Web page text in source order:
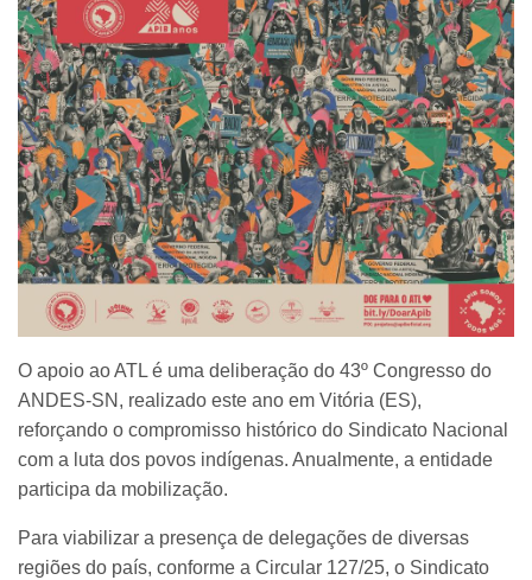
O apoio ao ATL é uma deliberação do 43º Congresso do
ANDES-SN, realizado este ano em Vitória (ES),
reforçando o compromisso histórico do Sindicato Nacional
com a luta dos povos indígenas. Anualmente, a entidade
participa da mobilização.
Para viabilizar a presença de delegações de diversas
regiões do país, conforme a Circular 127/25, o Sindicato